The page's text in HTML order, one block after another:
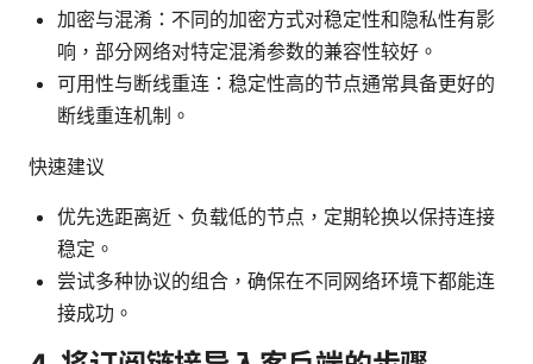
加密与混淆：不同的加密方式对稳定性和隐私性有影
响，部分网络对特定混淆参数的兼容性较好。
可用性与断线重连：稳定性高的节点通常具备更好的
断线重连机制。
快速建议
优先选距离近、负载低的节点，定期轮换以保持连接
稳定。
尝试多种协议的组合，确保在不同网络环境下都能连
接成功。